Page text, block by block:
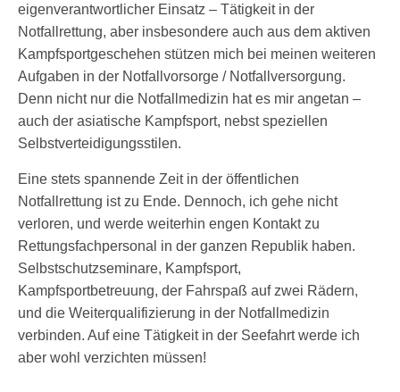
eigenverantwortlicher Einsatz – Tätigkeit in der
Notfallrettung, aber insbesondere auch aus dem aktiven
Kampfsportgeschehen stützen mich bei meinen weiteren
Aufgaben in der Notfallvorsorge / Notfallversorgung.
Denn nicht nur die Notfallmedizin hat es mir angetan –
auch der asiatische Kampfsport, nebst speziellen
Selbstverteidigungsstilen.
Eine stets spannende Zeit in der öffentlichen
Notfallrettung ist zu Ende. Dennoch, ich gehe nicht
verloren, und werde weiterhin engen Kontakt zu
Rettungsfachpersonal in der ganzen Republik haben.
Selbstschutzseminare, Kampfsport,
Kampfsportbetreuung, der Fahrspaß auf zwei Rädern,
und die Weiterqualifizierung in der Notfallmedizin
verbinden. Auf eine Tätigkeit in der Seefahrt werde ich
aber wohl verzichten müssen!